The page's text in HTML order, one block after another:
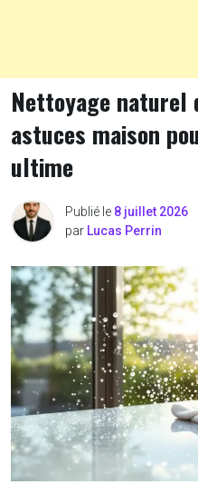
Nettoyage naturel
astuces maison
ultime
Publié le 8 juillet 2026
par Lucas Perrin